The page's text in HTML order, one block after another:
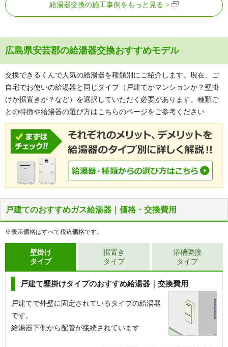
給湯器交換の施工事例をもっと見る
広島県安芸郡の給湯器交換おすすめモデル
交換できるくんで人気の給湯器を種類別にご紹介します。現在、ご
自宅でお使いの給湯器と同じタイプ（戸建てかマンションか？壁掛
けか据置きか？など）を選択していただく必要があります。種類ご
との特徴や給湯器の選び方はこちらのページをご参考ください
戸建てのおすすめガス給湯器｜価格・交換費用
※表示価格はすべて税込価格です。
壁掛け
タイプ
戸建て壁掛けタイプのおすすめ給湯器｜交換費用
戸建てで外壁に固定されているタイプの給湯器
です。
給湯器下側から配管が接続されています
据置き
タイプ
浴槽隣接
タイプ